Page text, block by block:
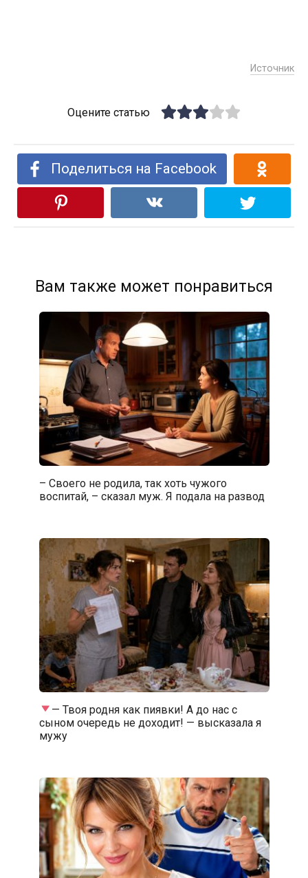
Источник
Оцените статью
Поделиться на Facebook
Вам также может понравиться
– Своего не родила, так хоть чужого
воспитай, – сказал муж. Я подала на развод
— Твоя родня как пиявки! А до нас с
сыном очередь не доходит! — высказала я
мужу